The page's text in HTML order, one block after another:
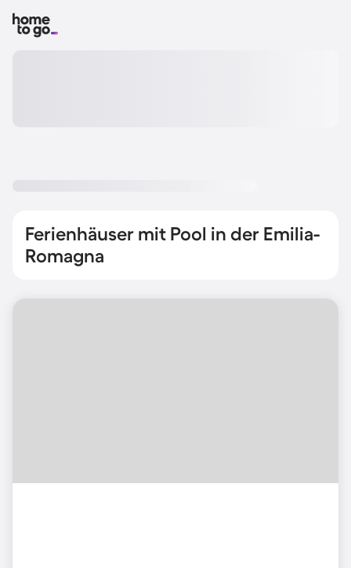
Ferienhäuser mit Pool in der Emilia-
Romagna